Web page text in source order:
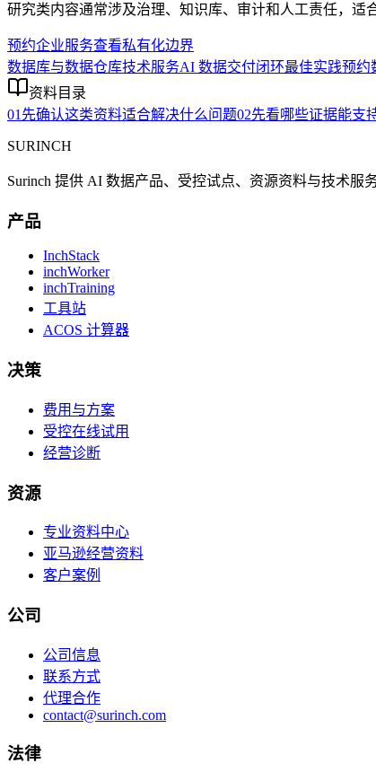
研究类内容通常涉及治理、知识库、审计和人工责任，适
预约企业服务查看私有化边界
数据库与数据仓库技术服务AI 数据交付闭环最佳实践预约
资料目录
01 先确认这类资料适合解决什么问题02先看哪些证据能支
SURINCH
Surinch 提供 AI 数据产品、受控试点、资源资料与技术服务
产品
InchStack
inchWorker
inchTraining
工具站
ACOS 计算器
决策
费用与方案
受控在线试用
经营诊断
资源
专业资料中心
亚马逊经营资料
客户案例
公司
公司信息
联系方式
代理合作
contact@surinch.com
法律